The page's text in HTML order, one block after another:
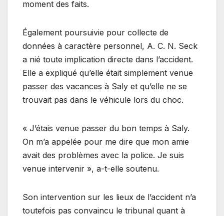
moment des faits.
Également poursuivie pour collecte de
données à caractère personnel, A. C. N. Seck
a nié toute implication directe dans l’accident.
Elle a expliqué qu’elle était simplement venue
passer des vacances à Saly et qu’elle ne se
trouvait pas dans le véhicule lors du choc.
« J’étais venue passer du bon temps à Saly.
On m’a appelée pour me dire que mon amie
avait des problèmes avec la police. Je suis
venue intervenir », a-t-elle soutenu.
Son intervention sur les lieux de l’accident n’a
toutefois pas convaincu le tribunal quant à